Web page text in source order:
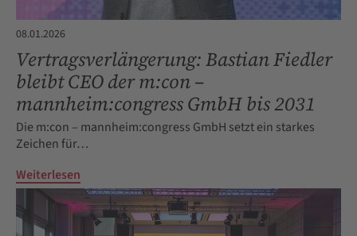
08.01.2026
Vertragsverlängerung: Bastian Fiedler
bleibt CEO der m:con –
mannheim:congress GmbH bis 2031
Die m:con – mannheim:congress GmbH setzt ein starkes
Zeichen für…
Weiterlesen